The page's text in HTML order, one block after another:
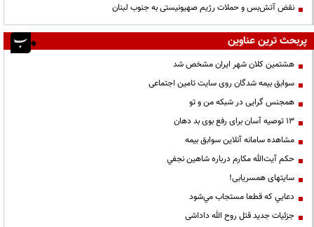
نقض آتش‌بس و حملات رژیم صهیونیستی به جنوب لبنان
پربحث ترین عناوین
هشتمین کلان شهر ایران مشخص شد
سوابق بیمه شدگان روی سایت تامین اجتماعی
همجنس گرایی در شبکه من و تو
13 توصیه آسان برای رفع بوی بد دهان
مشاهده سامانه آنلاين سوابق بیمه
حكم آيت‌الله مكارم درباره شاهين نجفي
سایتهای همسریابی!
دعايي كه قطعا مستجاب مي‌شود
جزئیات جدید قتل روح الله داداشی